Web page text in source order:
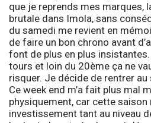
que je reprends mes marques,
brutale dans Imola, sans
du samedi me revient en
de faire un bon chrono avant
font de plus en plus
tours et loin du 20ème ça ne
risquer. Je décide de rentrer au
Ce week end m’a fait plus mal
physiquement, car cette saison
investissement tant au niveau